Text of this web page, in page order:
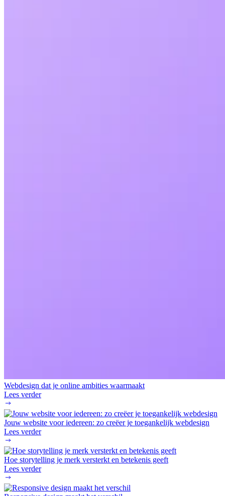
Webdesign dat je online ambities waarmaakt
Lees verder
Jouw website voor iedereen: zo creëer je toegankelijk webdesign
Lees verder
Hoe storytelling je merk versterkt en betekenis geeft
Lees verder